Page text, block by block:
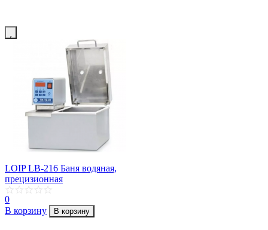
LOIP LB-216 Баня водяная,
прецизионная
0
В корзину
В корзину